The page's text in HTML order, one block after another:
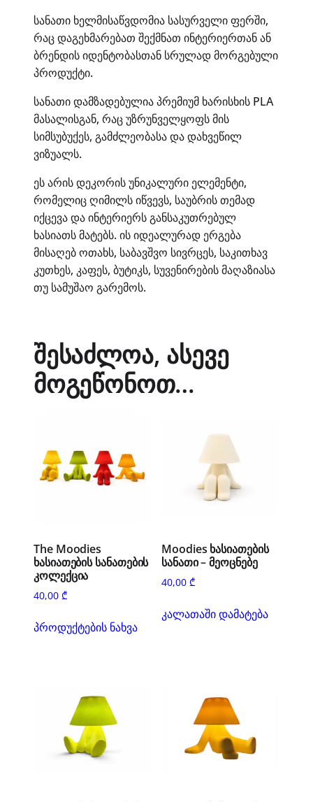
სანათი ხელმისაწვდომია სასურველი ფერში,
რაც დაგეხმარებათ შექმნათ ინტერიერთან ან
ბრენდის იდენტობასთან სრულად მორგებული
პროდუქტი.
სანათი დამზადებულია პრემიუმ ხარისხის PLA
მასალისგან, რაც უზრუნველყოფს მის
სიმსუბუქეს, გამძლეობასა და დახვეწილ
ვიზუალს.
ეს არის დეკორის უნიკალური ელემენტი,
რომელიც ღიმილს იწვევს, საუბრის თემად
იქცევა და ინტერიერს განსაკუთრებულ
ხასიათს მატებს. ის იდეალურად ერგება
მისაღებ ოთახს, საბავშვო სივრცეს, საკითხავ
კუთხეს, კაფეს, ბუტიკს, სუვენირების მაღაზიასა
თუ სამუშაო გარემოს.
შესაძლოა, ასევე
მოგეწონოთ…
The Moodies
ხასიათების სანათების
კოლექცია
40,00 ₾
პროდუქტების ნახვა
Moodies ხასიათების
სანათი – მეოცნებე
40,00 ₾
კალათაში დამატება